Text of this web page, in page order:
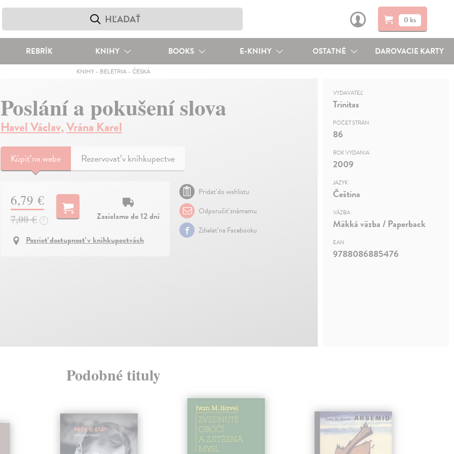
0 ks
REBRÍK KNIHY BOOKS E-KNIHY OSTATNÉ DAROVACIE KARTY
KNIHY- BELETRIA- ČESKÁ
Poslání a pokušení slova
Havel Václav,Vrána Karel
Kúpiťna webe Rezervovať v kníhkupectve
6,79 €
7,00 € ?
Zasielame do 12 dní
Pozrieť dostupnosť v kníhkupectvách
Pridať do wishlistu
Odporučiť známemu
Zdielať na Facebooku
VYDAVATEĽ
Trinitas
POČET STRÁN
86
ROK VYDANIA
2009
JAZYK
Čeština
VÄZBA
Mäkká väzba / Paperback
EAN
9788086885476
Podobné tituly